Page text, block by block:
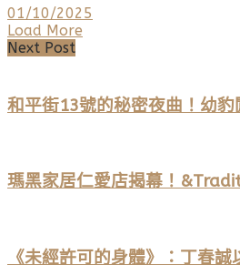
01/10/2025
Load More
Next Post
和平街13號的秘密夜曲！幼
瑪黑家居仁愛店揭幕！
《未經許可的身體》：丁春